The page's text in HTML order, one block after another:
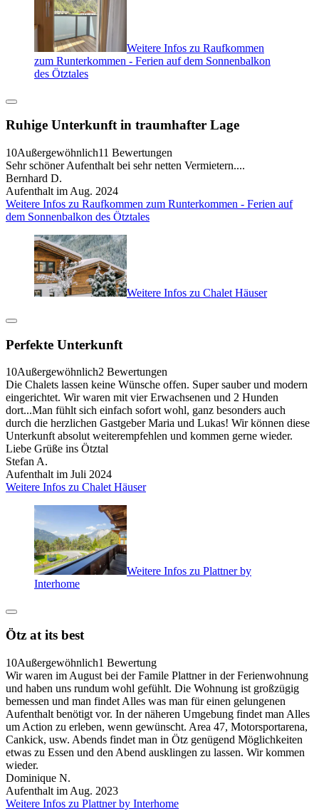
Weitere Infos zu Raufkommen
zum Runterkommen - Ferien auf dem Sonnenbalkon
des Ötztales
Ruhige Unterkunft in traumhafter Lage
10Außergewöhnlich11 Bewertungen
Sehr schöner Aufenthalt bei sehr netten Vermietern....
Bernhard D.
Aufenthalt im Aug. 2024
Weitere Infos zu Raufkommen zum Runterkommen - Ferien auf
dem Sonnenbalkon des Ötztales
Weitere Infos zu Chalet Häuser
Perfekte Unterkunft
10Außergewöhnlich2 Bewertungen
Die Chalets lassen keine Wünsche offen. Super sauber und modern
eingerichtet. Wir waren mit vier Erwachsenen und 2 Hunden
dort...Man fühlt sich einfach sofort wohl, ganz besonders auch
durch die herzlichen Gastgeber Maria und Lukas! Wir können diese
Unterkunft absolut weiterempfehlen und kommen gerne wieder.
Liebe Grüße ins Ötztal
Stefan A.
Aufenthalt im Juli 2024
Weitere Infos zu Chalet Häuser
Weitere Infos zu Plattner by
Interhome
Ötz at its best
10Außergewöhnlich1 Bewertung
Wir waren im August bei der Famile Plattner in der Ferienwohnung
und haben uns rundum wohl gefühlt. Die Wohnung ist großzügig
bemessen und man findet Alles was man für einen gelungenen
Aufenthalt benötigt vor. In der näheren Umgebung findet man Alles
um Action zu erleben, wenn gewünscht. Area 47, Motorsportarena,
Cankick, usw. Abends findet man in Ötz genügend Möglichkeiten
etwas zu Essen und den Abend ausklingen zu lassen. Wir kommen
wieder.
Dominique N.
Aufenthalt im Aug. 2023
Weitere Infos zu Plattner by Interhome